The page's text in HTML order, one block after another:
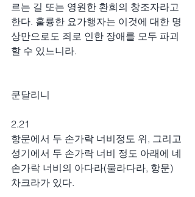
르는 길 또는 영원한 환희의 창조자라고
한다. 훌륭한 요가행자는 이것에 대한 명
상만으로도 죄로 인한 장애를 모두 파괴
할 수 있느니라.
쿤달리니
2.21
항문에서 두 손가락 너비정도 위, 그리고
성기에서 두 손가락 너비 정도 아래에 네
손가락 너비의 아다라(물라다라, 항문)
차크라가 있다.